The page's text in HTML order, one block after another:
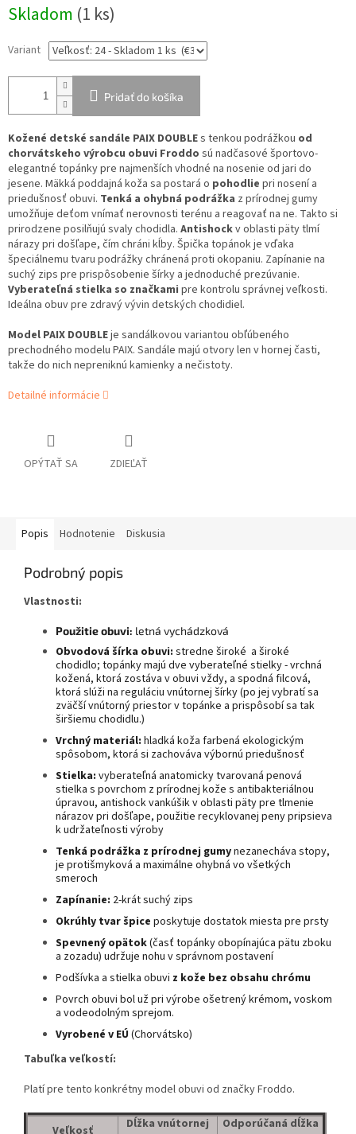
cena:
Skladom (1 ks)
Variant
Pridať do košíka
Kožené detské sandále PAIX DOUBLEs tenkou podrážkou od
chorvátskeho výrobcu obuvi Froddo sú nadčasové športovo-
elegantné topánky pre najmenších vhodné na nosenie od jari do
jesene. Mäkká poddajná koža sa postará o pohodlie pri nosení a
priedušnosť obuvi. Tenká a ohybná podrážka z prírodnej gumy
umožňuje deťom vnímať nerovnosti terénu a reagovať na ne. Takto si
prirodzene posilňujú svaly chodidla. Antishockv oblasti päty tlmí
nárazy pri došľape, čím chráni kĺby. Špička topánok je vďaka
špeciálnemu tvaru podrážky chránená proti okopaniu. Zapínanie na
suchý zips pre prispôsobenie šírky a jednoduché prezúvanie.
Vyberateľná stielka so značkami pre kontrolu správnej veľkosti.
Ideálna obuv pre zdravý vývin detských chodidiel.
Model PAIX DOUBLEje sandálkovou variantou obľúbeného
prechodného modelu PAIX. Sandále majú otvory len v hornej časti,
takže do nich nepreniknú kamienky a nečistoty.
Detailné informácie
OPÝTAŤ SA ZDIEĽAŤ
Popis Hodnotenie Diskusia
Podrobný popis
Vlastnosti:
Použitie obuvi: letná vychádzková
Obvodová šírka obuvi: stredne široké a široké
chodidlo; topánky majú dve vyberateľné stielky - vrchná
kožená, ktorá zostáva v obuvi vždy, a spodná filcová,
ktorá slúži na reguláciu vnútornej šírky (po jej vybratí sa
zväčší vnútorný priestor v topánke a prispôsobí sa tak
širšiemu chodidlu.)
Vrchný materiál: hladká koža farbená ekologickým
spôsobom, ktorá si zachováva výbornú priedušnosť
Stielka: vyberateľná anatomicky tvarovaná penová
stielka s povrchom z prírodnej kože s antibakteriálnou
úpravou, antishock vankúšik v oblasti päty pre tlmenie
nárazov pri došľape, použitie recyklovanej peny pripsieva
k udržateľnosti výroby
Tenká podrážka z prírodnej gumynezanecháva stopy,
je protišmyková a maximálne ohybná vo všetkých
smeroch
Zapínanie: 2-krát suchý zips
Okrúhly tvar špice poskytuje dostatok miesta pre prsty
Spevnený opätok(časť topánky obopínajúca pätu zboku
a zozadu) udržuje nohu v správnom postavení
Podšívka a stielka obuvi z kože bez obsahu chrómu
Povrch obuvi bol už pri výrobe ošetrený krémom, voskom
a vodeodolným sprejom.
Vyrobené v EÚ (Chorvátsko)
Tabuľka veľkostí:
Platí pre tento konkrétny model obuvi od značky Froddo.
Dĺžka vnútornej
Odporúčaná dĺžka